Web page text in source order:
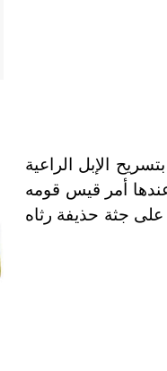
الإبل الراعية
عندها أمر قيس قومه
جثة حذيفة رثاه